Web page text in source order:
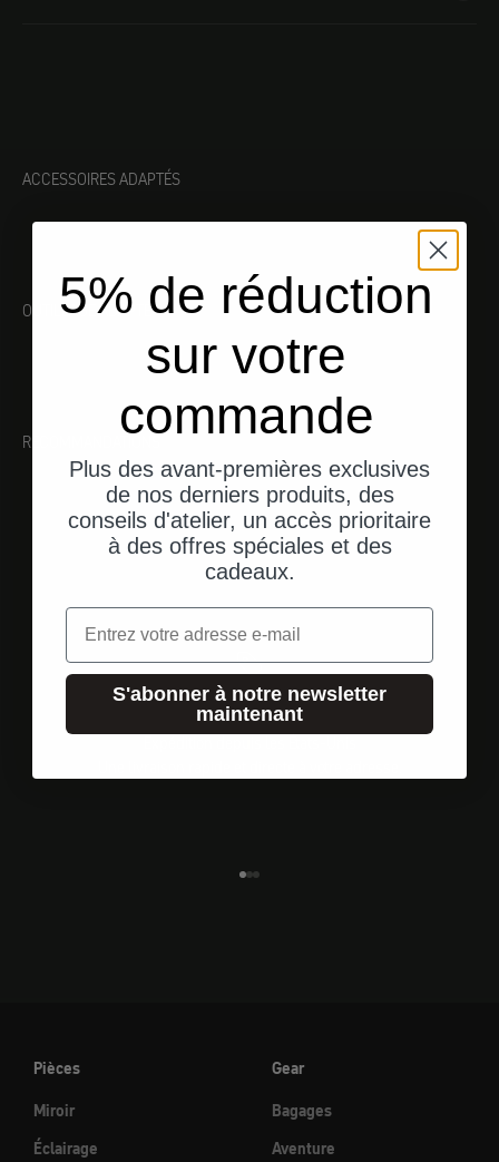
ACCESSOIRES ADAPTÉS
OUTILLAGE ADAPTÉ
RECOMMANDATIONS
Pièces
Miroir
Éclairage
Gear
Bagages
Aventure
5% de réduction
sur votre
commande
Plus des avant-premières exclusives
de nos derniers produits, des
conseils d'atelier, un accès prioritaire
à des offres spéciales et des
cadeaux.
Email
S'abonner à notre newsletter
maintenant